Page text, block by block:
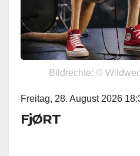
Bildrechte: ©
Freitag, 28. August 2026
FjØRT